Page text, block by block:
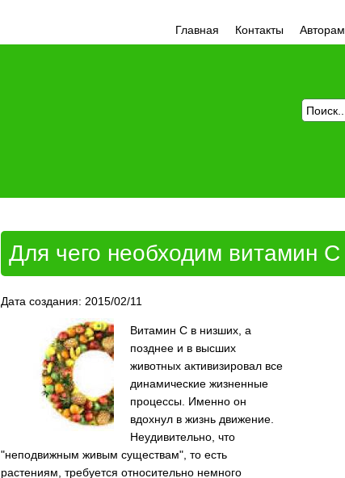
Главная Контакты Авторам
Для чего необходим витамин С
Дата создания: 2015/02/11
Витамин С в низших, а
позднее и в высших
животных активизировал все
динамические жизненные
процессы. Именно он
вдохнул в жизнь движение.
Неудивительно, что
"неподвижным живым существам", то есть
растениям, требуется относительно немного